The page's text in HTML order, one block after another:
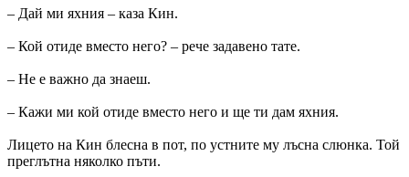
– Дай ми яхния – каза Кин.
– Кой отиде вместо него? – рече задавено тате.
– Не е важно да знаеш.
– Кажи ми кой отиде вместо него и ще ти дам яхния.
Лицето на Кин блесна в пот, по устните му лъсна слюнка. Той
преглътна няколко пъти.